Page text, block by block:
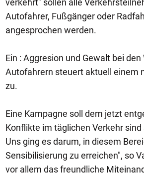
verkehrt" sollen alle
Autofahrer, Fußgänger oder
angesprochen werden.
Ein : Aggresion und Gewalt bei den
Autofahrern steuert aktuell einem
zu.
Eine Kampagne soll dem jetzt
Konflikte im täglichen Verkehr
Uns ging es darum, in diesem
Sensibilisierung zu erreichen", so
vor allem das freundliche